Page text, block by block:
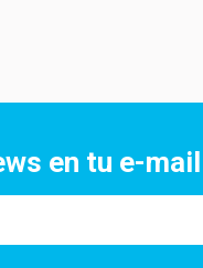
en tu e-mail